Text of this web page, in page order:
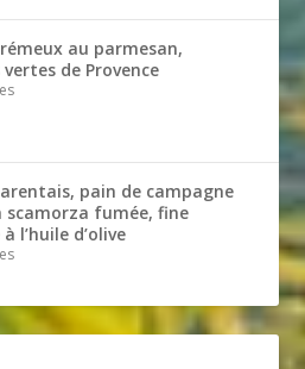
au parmesan,
de Provence
pain de campagne
scamorza fumée, fine
l’huile d’olive